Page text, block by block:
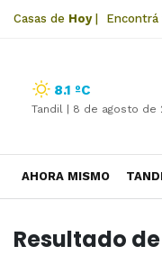
Casas de Hoy| Encontrá
8.1 ºC
Tandil | 8 de agosto de
AHORA MISMO
Resultado